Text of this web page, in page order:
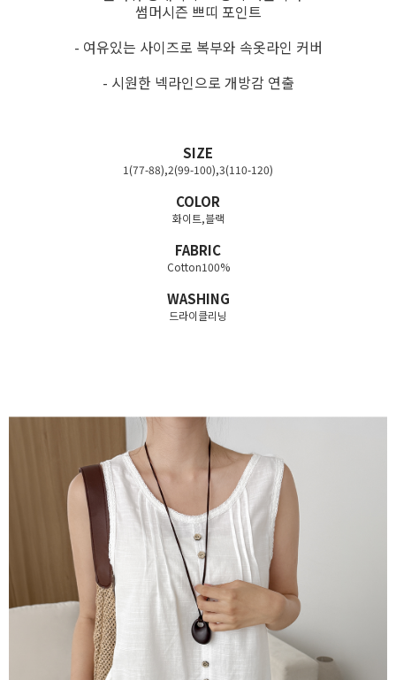
썸머시즌 쁘띠 포인트
- 여유있는 사이즈로 복부와 속옷라인 커버
- 시원한 넥라인으로 개방감 연출
SIZE
1(77-88),2(99-100),3(110-120)
COLOR
화이트,블랙
FABRIC
Cotton100%
WASHING
드라이클리닝